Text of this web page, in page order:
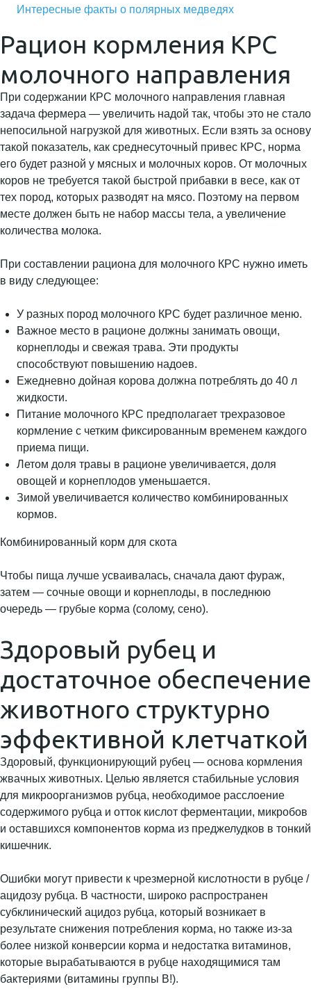
Интересные факты о полярных медведях
Рацион кормления КРС
молочного направления
При содержании КРС молочного направления главная
задача фермера — увеличить надой так, чтобы это не стало
непосильной нагрузкой для животных. Если взять за основу
такой показатель, как среднесуточный привес КРС, норма
его будет разной у мясных и молочных коров. От молочных
коров не требуется такой быстрой прибавки в весе, как от
тех пород, которых разводят на мясо. Поэтому на первом
месте должен быть не набор массы тела, а увеличение
количества молока.
При составлении рациона для молочного КРС нужно иметь
в виду следующее:
У разных пород молочного КРС будет различное меню.
Важное место в рационе должны занимать овощи,
корнеплоды и свежая трава. Эти продукты
способствуют повышению надоев.
Ежедневно дойная корова должна потреблять до 40 л
жидкости.
Питание молочного КРС предполагает трехразовое
кормление с четким фиксированным временем каждого
приема пищи.
Летом доля травы в рационе увеличивается, доля
овощей и корнеплодов уменьшается.
Зимой увеличивается количество комбинированных
кормов.
Комбинированный корм для скота
Чтобы пища лучше усваивалась, сначала дают фураж,
затем — сочные овощи и корнеплоды, в последнюю
очередь — грубые корма (солому, сено).
Здоровый рубец и
достаточное обеспечение
животного структурно
эффективной клетчаткой
Здоровый, функционирующий рубец — основа кормления
жвачных животных. Целью является стабильные условия
для микроорганизмов рубца, необходимое расслоение
содержимого рубца и отток кислот ферментации, микробов
и оставшихся компонентов корма из преджелудков в тонкий
кишечник.
Ошибки могут привести к чрезмерной кислотности в рубце /
ацидозу рубца. В частности, широко распространен
субклинический ацидоз рубца, который возникает в
результате снижения потребления корма, но также из-за
более низкой конверсии корма и недостатка витаминов,
которые вырабатываются в рубце находящимися там
бактериями (витамины группы B!).